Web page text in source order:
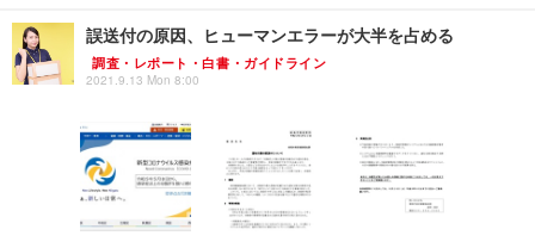
誤送付の原因、ヒューマンエラーが大半を占める
調査・レポート・白書・ガイドライン
2021.9.13 Mon 8:00